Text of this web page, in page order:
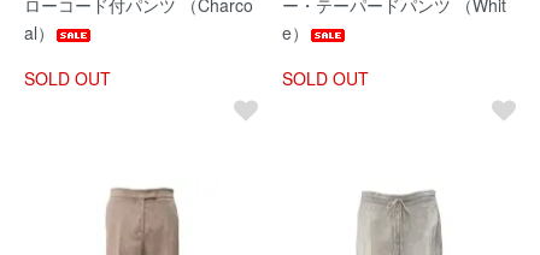
al）
SOLD OUT
e）
SOLD OUT